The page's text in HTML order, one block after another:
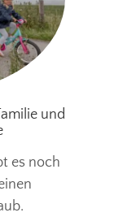
und
es noch